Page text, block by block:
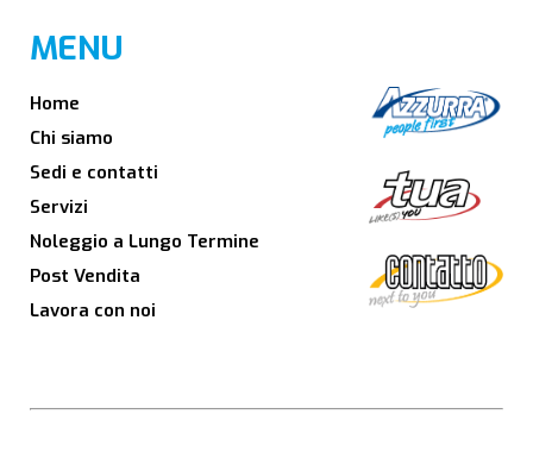
MENU
Home
Chi siamo
Sedi e contatti
Servizi
Noleggio a Lungo Termine
Post Vendita
Lavora con noi